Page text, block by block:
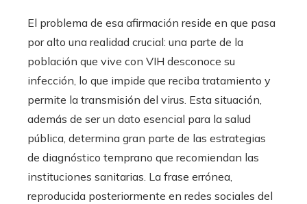
El problema de esa afirmación reside en que pasa
por alto una realidad crucial: una parte de la
población que vive con VIH desconoce su
infección, lo que impide que reciba tratamiento y
permite la transmisión del virus. Esta situación,
además de ser un dato esencial para la salud
pública, determina gran parte de las estrategias
de diagnóstico temprano que recomiendan las
instituciones sanitarias. La frase errónea,
reproducida posteriormente en redes sociales del